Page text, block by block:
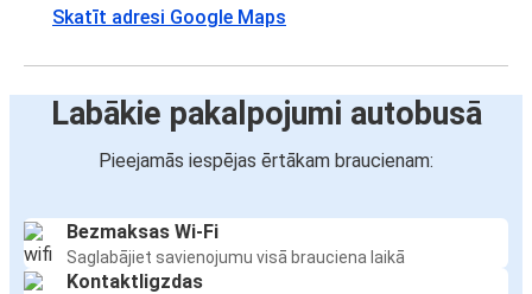
Skatīt adresi Google Maps
Labākie pakalpojumi autobusā
Pieejamās iespējas ērtākam braucienam:
Bezmaksas Wi-Fi
Saglabājiet savienojumu visā brauciena laikā
Kontaktligzdas